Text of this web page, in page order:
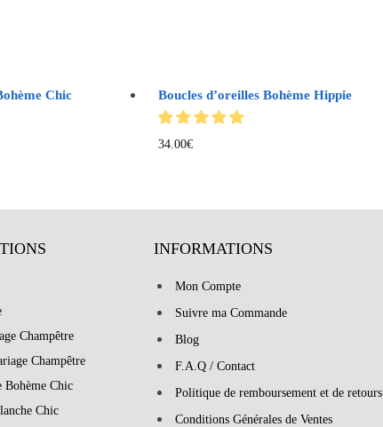
Chic Boucles d’oreilles Bohème Hippie
34.00€
Champêtre
Champêtre
Bohème Chic
Chic
INFORMATIONS
Mon Compte
Suivre ma Commande
Blog
F.A.Q / Contact
Politique de remboursement et de retours
Conditions Générales de Ventes